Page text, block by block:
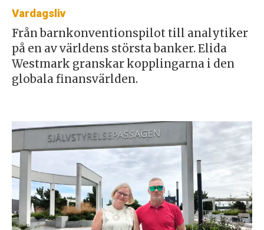
Vardagsliv
Från barnkonventionspilot till analytiker
på en av världens största banker. Elida
Westmark granskar kopplingarna i den
globala finansvärlden.